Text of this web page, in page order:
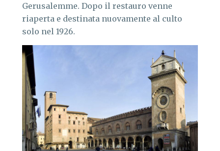
Gerusalemme. Dopo il restauro venne
riaperta e destinata nuovamente al culto
solo nel 1926.